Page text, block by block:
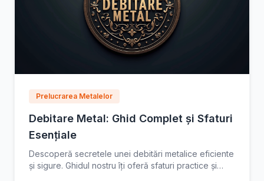
Prelucrarea Metalelor
Debitare Metal: Ghid Complet și Sfaturi
Esențiale
Descoperă secretele unei debitări metalice eficiente
și sigure. Ghidul nostru îți oferă sfaturi practice și